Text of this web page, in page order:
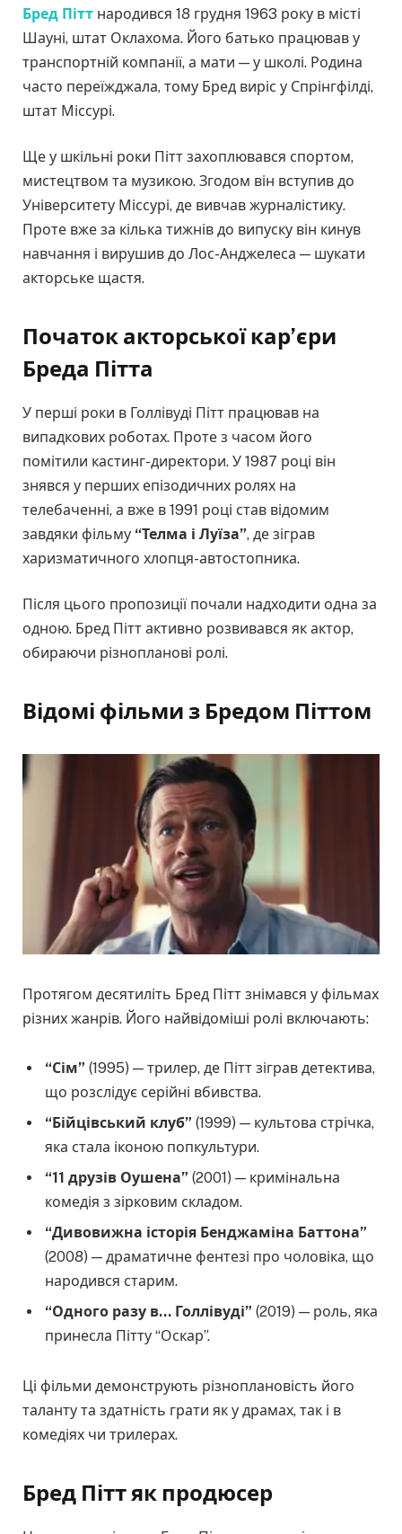
Бред Пітт народився 18 грудня 1963 року в місті
Шауні, штат Оклахома. Його батько працював у
транспортній компанії, а мати — у школі. Родина
часто переїжджала, тому Бред виріс у Спрінгфілді,
штат Міссурі.
Ще у шкільні роки Пітт захоплювався спортом,
мистецтвом та музикою. Згодом він вступив до
Університету Міссурі, де вивчав журналістику.
Проте вже за кілька тижнів до випуску він кинув
навчання і вирушив до Лос-Анджелеса — шукати
акторське щастя.
Початок акторської кар’єри
Бреда Пітта
У перші роки в Голлівуді Пітт працював на
випадкових роботах. Проте з часом його
помітили кастинг-директори. У 1987 році він
знявся у перших епізодичних ролях на
телебаченні, а вже в 1991 році став відомим
завдяки фільму “Телма і Луїза”, де зіграв
харизматичного хлопця-автостопника.
Після цього пропозиції почали надходити одна за
одною. Бред Пітт активно розвивався як актор,
обираючи різнопланові ролі.
Відомі фільми з Бредом Піттом
Протягом десятиліть Бред Пітт знімався у фільмах
різних жанрів. Його найвідоміші ролі включають:
“Сім” (1995) — трилер, де Пітт зіграв детектива,
що розслідує серійні вбивства.
“Бійцівський клуб” (1999) — культова стрічка,
яка стала іконою попкультури.
“11 друзів Оушена” (2001) — кримінальна
комедія з зірковим складом.
“Дивовижна історія Бенджаміна Баттона”
(2008) — драматичне фентезі про чоловіка, що
народився старим.
“Одного разу в… Голлівуді” (2019) — роль, яка
принесла Пітту “Оскар”.
Ці фільми демонструють різноплановість його
таланту та здатність грати як у драмах, так і в
комедіях чи трилерах.
Бред Пітт як продюсер